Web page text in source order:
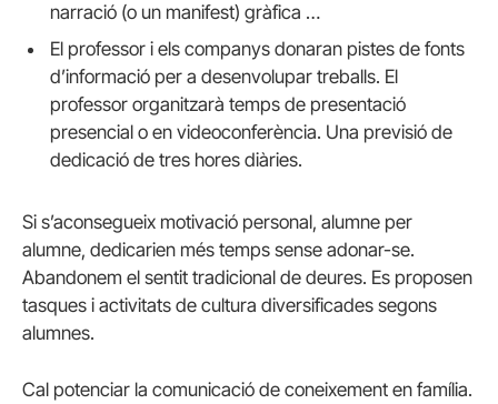
narració (o un manifest) gràfica …
El professor i els companys donaran pistes de fonts
d’informació per a desenvolupar treballs. El
professor organitzarà temps de presentació
presencial o en videoconferència. Una previsió de
dedicació de tres hores diàries.
Si s’aconsegueix motivació personal, alumne per
alumne, dedicarien més temps sense adonar-se.
Abandonem el sentit tradicional de deures. Es proposen
tasques i activitats de cultura diversificades segons
alumnes.
Cal potenciar la comunicació de coneixement en família.